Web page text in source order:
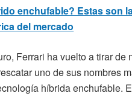
enchufable? Estas son
del mercado
Ferrari ha vuelto a tirar
uno de sus nombres
híbrida enchufable.